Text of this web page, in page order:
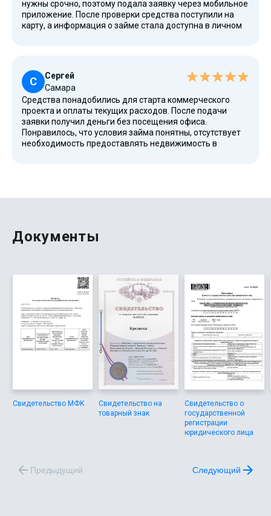
нужны срочно, поэтому подала заявку через мобильное
приложение. После проверки средства поступили на
карту, а информация о займе стала доступна в личном
С
Сергей
Самара
Средства понадобились для старта коммерческого
проекта и оплаты текущих расходов. После подачи
заявки получил деньги без посещения офиса.
Понравилось, что условия займа понятны, отсутствует
необходимость предоставлять недвижимость в
Документы
Свидетельство МФК
Свидетельство на
товарный знак
Свидетельство о
государственной
регистрации
юридического лица
Предыдущий Следующий